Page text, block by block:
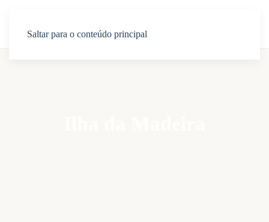
Saltar para o conteúdo principal